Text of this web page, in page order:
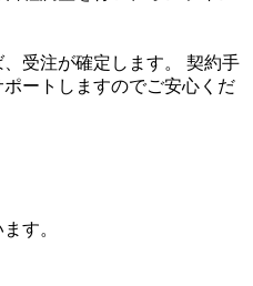
受注が確定します。 契約手
ートしますのでご安心くだ
す。